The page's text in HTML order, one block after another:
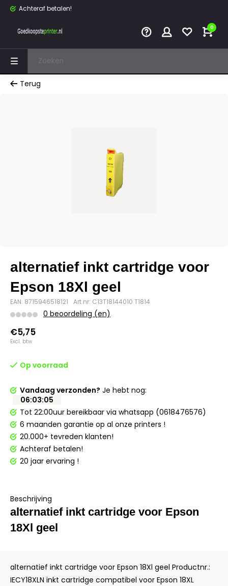
Achteraf betalen!
0
Terug
alternatief inkt cartridge voor
Epson 18Xl geel
EAN: 8715946518121 Art.nr: C13T18144010 T1814
0 beoordeling (en)
€5,75
Excl. btw
Op voorraad
Vandaag verzonden? Je hebt nog:
06:03:05
Tot 22:00uur bereikbaar via whatsapp (0618476576)
6 maanden garantie op al onze printers !
20.000+ tevreden klanten!
Achteraf betalen!
20 jaar ervaring !
Beschrijving
alternatief inkt cartridge voor Epson
18Xl geel
alternatief inkt cartridge voor Epson 18Xl geel Productnr.:
IECY18XLN inkt cartridge compatibel voor Epson 18XL